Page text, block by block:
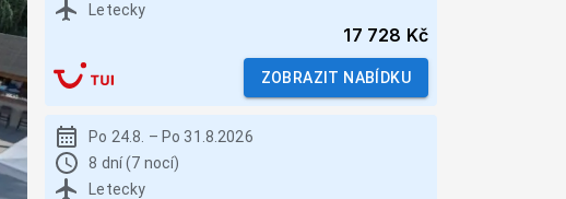
Letecky
17 728 Kč
ZOBRAZIT NABÍDKU
Po 24.8. – Po 31.8.2026
8 dní (7 nocí)
Letecky